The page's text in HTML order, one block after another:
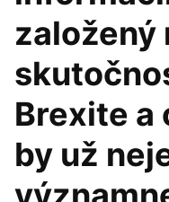
založený
Brexite a
by už